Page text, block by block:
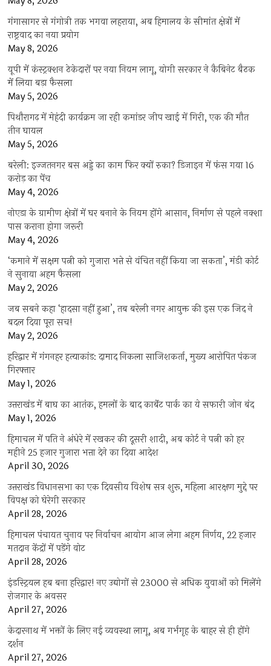
गंगासागर से गंगोत्री तक भगवा लहराया, अब हिमालय के सीमांत क्षेत्रों में
राष्ट्रवाद का नया प्रयोग
May 8, 2026
यूपी में कंस्ट्रक्शन ठेकेदारों पर नया नियम लागू, योगी सरकार ने कैबिनेट बैठक
में लिया बड़ा फैसला
May 5, 2026
पिथौरागढ़ में मेहंदी कार्यक्रम जा रही कमांडर जीप खाई में गिरी, एक की मौत
तीन घायल
May 5, 2026
बरेली: इज्जतनगर बस अड्डे का काम फिर क्यों रुका? डिजाइन में फंस गया 16
करोड़ का पेंच
May 4, 2026
नोएडा के ग्रामीण क्षेत्रों में घर बनाने के नियम होंगे आसान, निर्माण से पहले नक्शा
पास कराना होगा जरूरी
May 4, 2026
‘कमाने में सक्षम पत्नी को गुजारा भत्ते से वंचित नहीं किया जा सकता’, मंडी कोर्ट
ने सुनाया अहम फैसला
May 2, 2026
जब सबने कहा ‘हादसा नहीं हुआ’, तब बरेली नगर आयुक्त की इस एक जिद ने
बदल दिया पूरा सच!
May 2, 2026
हरिद्वार में गंगनहर हत्याकांड: दामाद निकला साजिशकर्ता, मुख्य आरोपित पंकज
गिरफ्तार
May 1, 2026
उत्तराखंड में बाघ का आतंक, हमलों के बाद कार्बेट पार्क का ये सफारी जोन बंद
May 1, 2026
हिमाचल में पति ने अंधेरे में रखकर की दूसरी शादी, अब कोर्ट ने पत्नी को हर
महीने 25 हजार गुजारा भत्ता देने का दिया आदेश
April 30, 2026
उत्तराखंड विधानसभा का एक दिवसीय विशेष सत्र शुरू, महिला आरक्षण मुद्दे पर
विपक्ष को घेरेगी सरकार
April 28, 2026
हिमाचल पंचायत चुनाव पर निर्वाचन आयोग आज लेगा अहम निर्णय, 22 हजार
मतदान केंद्रों में पड़ेंगे वोट
April 28, 2026
इंडस्ट्रियल हब बना हरिद्वार! नए उद्योगों से 23000 से अधिक युवाओं को मिलेंगे
रोजगार के अवसर
April 27, 2026
केदारनाथ में भक्तों के लिए नई व्यवस्था लागू, अब गर्भगृह के बाहर से ही होंगे
दर्शन
April 27, 2026